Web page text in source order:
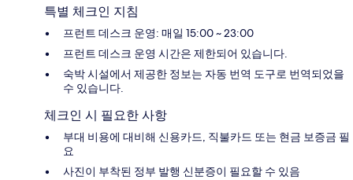
특별 체크인 지침
프런트 데스크 운영: 매일 15:00 ~ 23:00
프런트 데스크 운영 시간은 제한되어 있습니다.
숙박 시설에서 제공한 정보는 자동 번역 도구로 번역되었을
수 있습니다.
체크인 시 필요한 사항
부대 비용에 대비해 신용카드, 직불카드 또는 현금 보증금 필
요
사진이 부착된 정부 발행 신분증이 필요할 수 있음